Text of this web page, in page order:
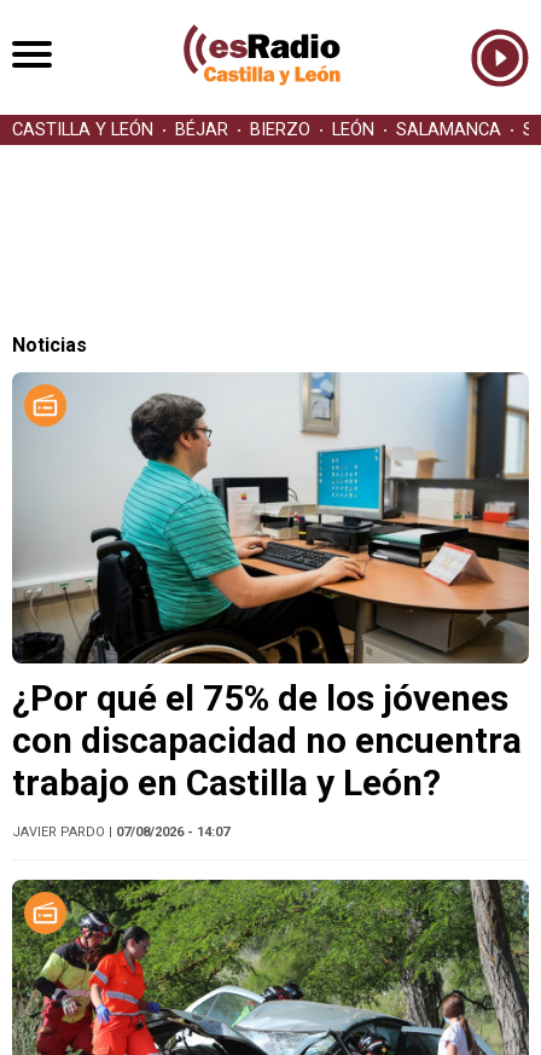
CASTILLA Y LEÓN BÉJAR BIERZO LEÓN SALAMANCA
Noticias
¿Por qué el 75% de los jóvenes
con discapacidad no encuentra
trabajo en Castilla y León?
JAVIER PARDO | 07/08/2026 - 14:07